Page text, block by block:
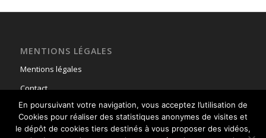
MENTIONS LÉGALES
Mentions légales
Contact
En poursuivant votre navigation, vous acceptez l’utilisation de
Cookies pour réaliser des statistiques anonymes de visites et
le dépôt de cookies tiers destinés à vous proposer des vidéos,